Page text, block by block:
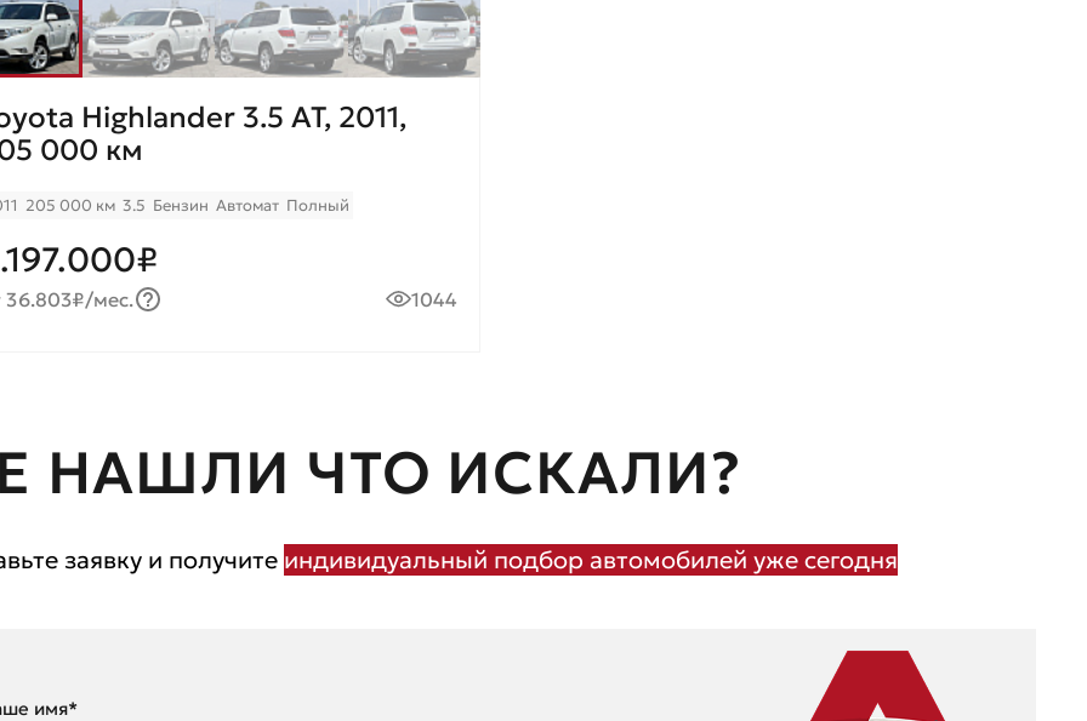
Highlander 3.5 AT, 2011,
000 км
205 000 км 3.5 Бензин Автомат Полный
36.803₽/мес. 1044
НАШЛИ ЧТО ИСКАЛИ?
заявку и получите индивидуальный подбор автомобилей уже сегодня